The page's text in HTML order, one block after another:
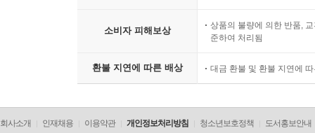
소비자 피해보상
상품의 불량에 의한 반품,
준하여 처리됨
환불 지연에 따른 배상 대금 환불 및 환불 지연에
회사소개 인재채용 이용약관 개인정보처리방침 청소년보호정책 도서홍보안내